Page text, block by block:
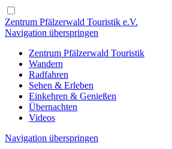
Zentrum Pfälzerwald Touristik e.V.
Navigation überspringen
Zentrum Pfälzerwald Touristik
Wandern
Radfahren
Sehen & Erleben
Einkehren & Genießen
Übernachten
Videos
Navigation überspringen